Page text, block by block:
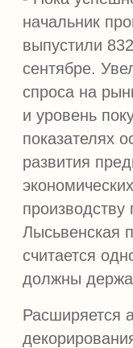
начальник
выпустили
сентябре.
спроса на
и уровень
показателях
развития
Лысьвенская
считается
должны
Расширяется